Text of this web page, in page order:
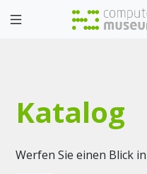
Katalog
Werfen Sie einen Blick